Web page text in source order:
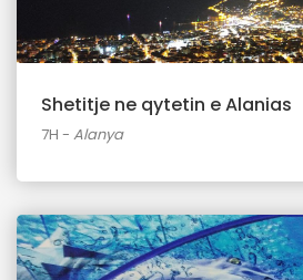
Shetitje ne qytetin e Alanias
7H - Alanya